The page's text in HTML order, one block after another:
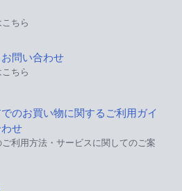
ちら
問い合わせ
ちら
のお買い物に関するご利用ガイ
せ
利用方法・サービスに関してのご案